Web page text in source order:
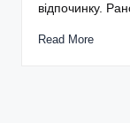
відпочинку.
Read More